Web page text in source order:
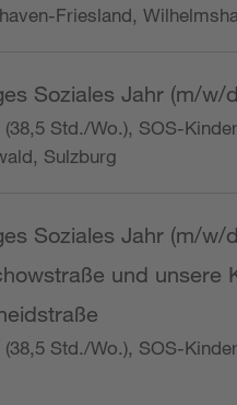
Friesland,
Soziales Jahr (m/w/
(38,5 Std./Wo.), SOS-
Sulzburg
Soziales Jahr (m/w/
und unsere
(38,5 Std./Wo.), SOS-